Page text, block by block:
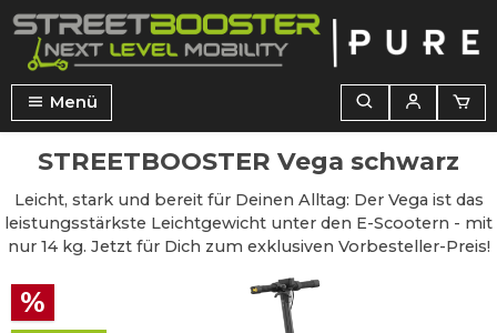
springen
Menü
STREETBOOSTER Vega schwarz
Leicht, stark und bereit für Deinen Alltag: Der Vega ist das
leistungsstärkste Leichtgewicht unter den E-Scootern - mit
nur 14 kg. Jetzt für Dich zum exklusiven Vorbesteller-Preis!
Bildergalerie überspringen
%